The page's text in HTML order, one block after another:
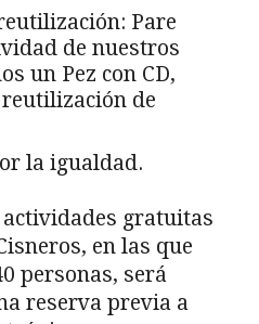
Pare
de nuestros
un Pez con CD,
de
la igualdad.
actividades gratuitas
en las que
personas, será
reserva previa a